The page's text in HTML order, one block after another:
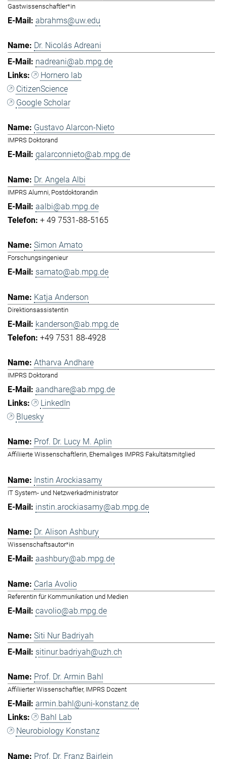
Gastwissenschaftler*in
abrahms@uw.edu
Dr. Nicolás Adreani
nadreani@ab.mpg.de
Hornero lab
CitizenScience
Google Scholar
Gustavo Alarcon-Nieto
IMPRS Doktorand
galarconnieto@ab.mpg.de
Dr. Angela Albi
IMPRS Alumni, Postdoktorandin
aalbi@ab.mpg.de
+ 49 7531-88-5165
Simon Amato
Forschungsingenieur
samato@ab.mpg.de
Katja Anderson
Direktionsassistentin
kanderson@ab.mpg.de
+49 7531 88-4928
Atharva Andhare
IMPRS Doktorand
aandhare@ab.mpg.de
LinkedIn
Bluesky
Prof. Dr. Lucy M. Aplin
Affiliierte Wissenschaftlerin, Ehemaliges IMPRS Fakultätsmitglied
Instin Arockiasamy
IT System- und Netzwerkadministrator
instin.arockiasamy@ab.mpg.de
Dr. Alison Ashbury
Wissenschaftsautor*in
aashbury@ab.mpg.de
Carla Avolio
Referentin für Kommunikation und Medien
cavolio@ab.mpg.de
Siti Nur Badriyah
sitinur.badriyah@uzh.ch
Prof. Dr. Armin Bahl
Affiliierter Wissenschaftler, IMPRS Dozent
armin.bahl@uni-konstanz.de
Bahl Lab
Neurobiology Konstanz
Prof. Dr. Franz Bairlein